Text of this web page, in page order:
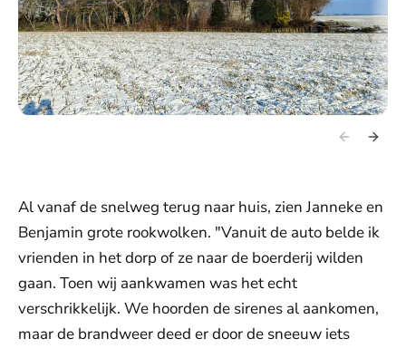
Al vanaf de snelweg terug naar huis, zien Janneke en
Benjamin grote rookwolken. "Vanuit de auto belde ik
vrienden in het dorp of ze naar de boerderij wilden
gaan. Toen wij aankwamen was het echt
verschrikkelijk. We hoorden de sirenes al aankomen,
maar de brandweer deed er door de sneeuw iets